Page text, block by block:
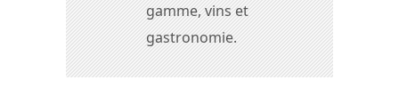
gamme, vins et
gastronomie.